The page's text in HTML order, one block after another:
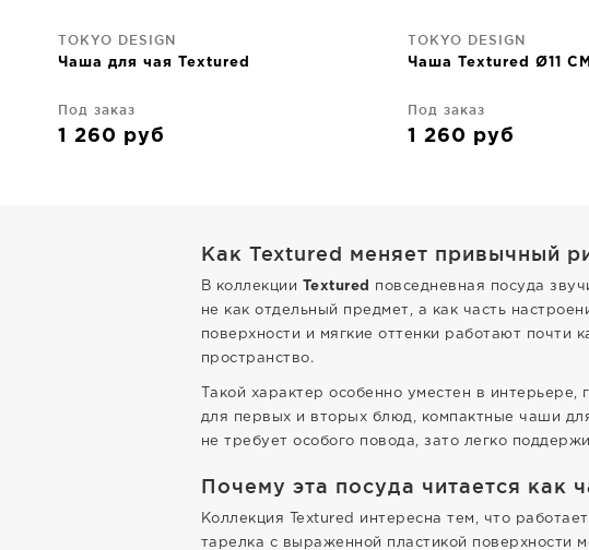
TOKYO DESIGN
Чаша для чая Textured
Под заказ
1 260 руб
TOKYO DESIGN
Чаша Textured Ø11 CM
Под заказ
1 260 руб
Как Textured меняет привычный
В коллекции Textured
повседневная посуда
не как отдельный предмет, а как часть
поверхности и мягкие оттенки работают почти
пространство.
Такой характер особенно уместен в
для первых и вторых блюд, компактные чаши
не требует особого повода, зато легко
Почему эта посуда читается как
Коллекция Textured интересна тем, что
тарелка с выраженной пластикой поверхности